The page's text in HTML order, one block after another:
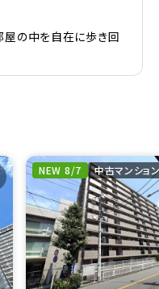
屋の中を自在に歩き回
NEW 8/7 中古マンショ